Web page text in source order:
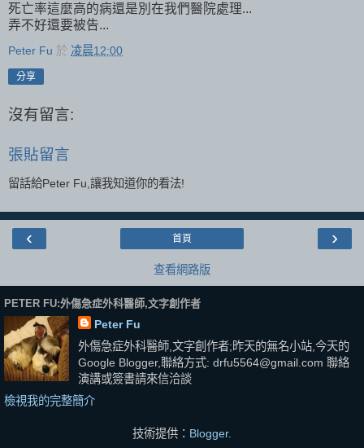
死亡率這麼高的病還是別在我們醫院處理...
弄不好還要被告...
Peter Fu 於 凌晨12:00
分享
沒有留言:
張貼留言
留話給Peter Fu,讓我知道你的看法!
‹ ›
首頁
查看網路版
PETER FU:外傷急症外科醫師,文字創作者
Peter Fu
外傷急症外科醫師,文字創作者;昨天的無名小站,今天的
Google Blogger,聯絡方式: drfu5564@gmail.com 聯絡
演講或簽書請來信洽談
檢視我的完整簡介
技術提供： Blogger.